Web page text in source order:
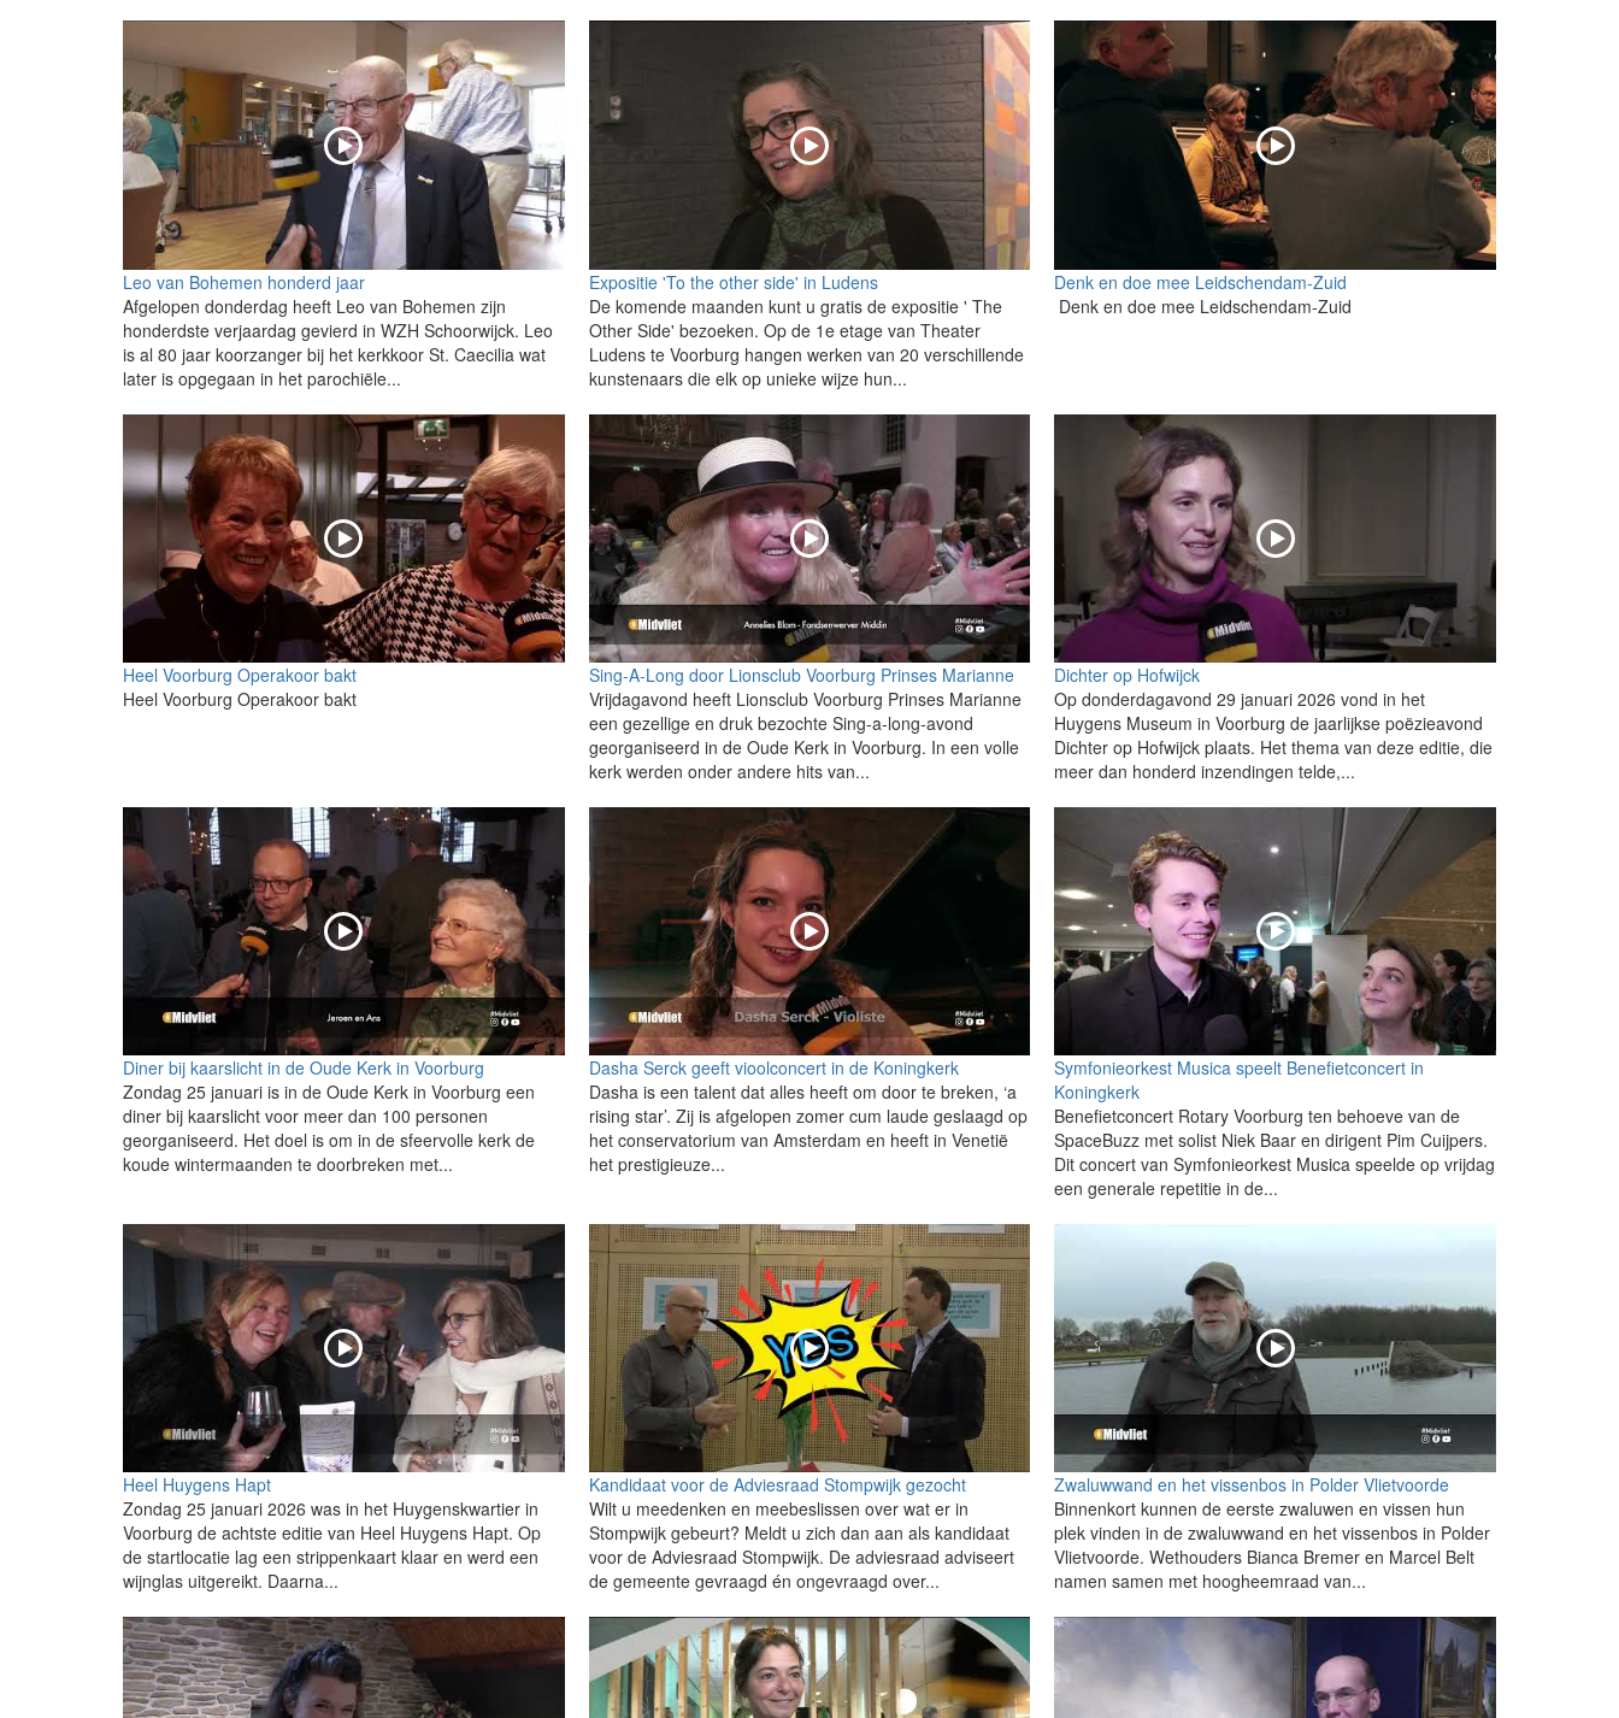
Leo van Bohemen honderd jaar
Afgelopen donderdag heeft Leo van Bohemen zijn
honderdste verjaardag gevierd in WZH Schoorwijck. Leo
is al 80 jaar koorzanger bij het kerkkoor St. Caecilia wat
later is opgegaan in het parochiële...
Expositie 'To the other side' in Ludens
De komende maanden kunt u gratis de expositie ' The
Other Side' bezoeken. Op de 1e etage van Theater
Ludens te Voorburg hangen werken van 20 verschillende
kunstenaars die elk op unieke wijze hun...
Denk en doe mee Leidschendam-Zuid
Denk en doe mee Leidschendam-Zuid
Heel Voorburg Operakoor bakt
Heel Voorburg Operakoor bakt
Sing-A-Long door Lionsclub Voorburg Prinses Marianne
Vrijdagavond heeft Lionsclub Voorburg Prinses Marianne
een gezellige en druk bezochte Sing-a-long-avond
georganiseerd in de Oude Kerk in Voorburg. In een volle
kerk werden onder andere hits van...
Dichter op Hofwijck
Op donderdagavond 29 januari 2026 vond in het
Huygens Museum in Voorburg de jaarlijkse poëzieavond
Dichter op Hofwijck plaats. Het thema van deze editie, die
meer dan honderd inzendingen telde,...
Diner bij kaarslicht in de Oude Kerk in Voorburg
Zondag 25 januari is in de Oude Kerk in Voorburg een
diner bij kaarslicht voor meer dan 100 personen
georganiseerd. Het doel is om in de sfeervolle kerk de
koude wintermaanden te doorbreken met...
Dasha Serck geeft vioolconcert in de Koningkerk
Dasha is een talent dat alles heeft om door te breken, ‘a
rising star’. Zij is afgelopen zomer cum laude geslaagd op
het conservatorium van Amsterdam en heeft in Venetië
het prestigieuze...
Symfonieorkest Musica speelt Benefietconcert in
Koningkerk
Benefietconcert Rotary Voorburg ten behoeve van de
SpaceBuzz met solist Niek Baar en dirigent Pim Cuijpers.
Dit concert van Symfonieorkest Musica speelde op vrijdag
een generale repetitie in de...
Heel Huygens Hapt
Zondag 25 januari 2026 was in het Huygenskwartier in
Voorburg de achtste editie van Heel Huygens Hapt. Op
de startlocatie lag een strippenkaart klaar en werd een
wijnglas uitgereikt. Daarna...
Kandidaat voor de Adviesraad Stompwijk gezocht
Wilt u meedenken en meebeslissen over wat er in
Stompwijk gebeurt? Meldt u zich dan aan als kandidaat
voor de Adviesraad Stompwijk. De adviesraad adviseert
de gemeente gevraagd én ongevraagd over...
Zwaluwwand en het vissenbos in Polder Vlietvoorde
Binnenkort kunnen de eerste zwaluwen en vissen hun
plek vinden in de zwaluwwand en het vissenbos in Polder
Vlietvoorde. Wethouders Bianca Bremer en Marcel Belt
namen samen met hoogheemraad van...